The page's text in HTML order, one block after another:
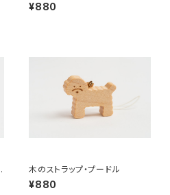
¥880
木のストラップ・プードル
¥880